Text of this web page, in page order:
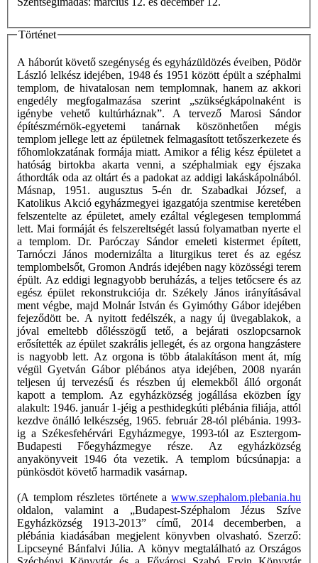
Történet
A háborút követő szegénység és egyházüldözés éveiben, Pödör
László lelkész idejében, 1948 és 1951 között épült a széphalmi
templom, de hivatalosan nem templomnak, hanem az akkori
engedély megfogalmazása szerint „szükségkápolnaként is
igénybe vehető kultúrháznak”. A tervező Marosi Sándor
építészmérnök-egyetemi tanárnak köszönhetően mégis
templom jellege lett az épületnek felmagasított tetőszerkezete és
főhomlokzatának formája miatt. Amikor a félig kész épületet a
hatóság birtokba akarta venni, a széphalmiak egy éjszaka
áthordták oda az oltárt és a padokat az addigi lakáskápolnából.
Másnap, 1951. augusztus 5-én dr. Szabadkai József, a
Katolikus Akció egyházmegyei igazgatója szentmise keretében
felszentelte az épületet, amely ezáltal véglegesen templommá
lett. Mai formáját és felszereltségét lassú folyamatban nyerte el
a templom. Dr. Paróczay Sándor emeleti kistermet épített,
Tarnóczi János modernizálta a liturgikus teret és az egész
templombelsőt, Gromon András idejében nagy közösségi terem
épült. Az eddigi legnagyobb beruházás, a teljes tetőcsere és az
egész épület rekonstrukciója dr. Székely János irányításával
ment végbe, majd Molnár István és Gyimóthy Gábor idejében
fejeződött be. A nyitott fedélszék, a nagy új üvegablakok, a
jóval emeltebb dőlésszögű tető, a bejárati oszlopcsarnok
erősítették az épület szakrális jellegét, és az orgona hangzástere
is nagyobb lett. Az orgona is több átalakításon ment át, míg
végül Gyetván Gábor plébános atya idejében, 2008 nyarán
teljesen új tervezésű és részben új elemekből álló orgonát
kapott a templom. Az egyházközség jogállása eközben így
alakult: 1946. január 1-jéig a pesthidegkúti plébánia filiája, attól
kezdve önálló lelkészség, 1965. február 28-tól plébánia. 1993-
ig a Székesfehérvári Egyházmegye, 1993-tól az Esztergom-
Budapesti Főegyházmegye része. Az egyházközség
anyakönyveit 1946 óta vezetik. A templom búcsúnapja: a
pünkösdöt követő harmadik vasárnap.
(A templom részletes története a www.szephalom.plebania.hu
oldalon, valamint a „Budapest-Széphalom Jézus Szíve
Egyházközség 1913-2013” című, 2014 decemberben, a
plébánia kiadásában megjelent könyvben olvasható. Szerző:
Lipcseyné Bánfalvi Júlia. A könyv megtalálható az Országos